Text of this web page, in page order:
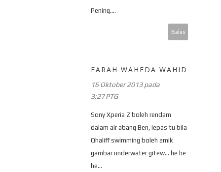
Pening....
Balas
FARAH WAHEDA WAHID
16 Oktober 2013 pada
3:27 PTG
Sony Xperia Z boleh rendam
dalam air abang Ben, lepas tu bila
Qhaliff swimming boleh amik
gambar underwater gitew... he he
he...